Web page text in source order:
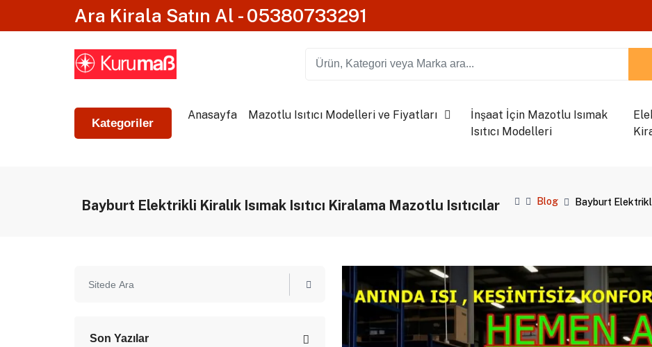
Ara Kirala Satın Al - 05380733291
Kategoriler
Anasayfa Mazotlu Isıtıcı Modelleri ve Fiyatları
İnşaat İçin Mazotlu Isımak
Isıtıcı Modelleri
Bayburt Elektrikli Kiralık Isımak Isıtıcı Kiralama Mazotlu Isıtıcılar Blog Bayburt Elektrikli
Son Yazılar